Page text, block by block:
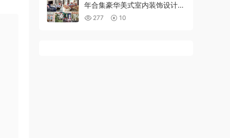
年合集豪华美式室内装饰设计软
装装饰灵感空间PDF杂志（6
277 10